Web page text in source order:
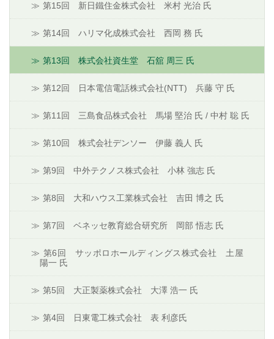
第15回 新日鐵住金株式会社 米村 光治 氏
第14回 ハリマ化成株式会社 西岡 務 氏
第13回 株式会社資生堂 石舘 周三 氏
第12回 日本電信電話株式会社(NTT) 兵藤 守 氏
第11回 三島食品株式会社 馬場 堅治 氏 / 中村 聡 氏
第10回 株式会社デンソー 伊藤 義人 氏
第9回 中外テクノス株式会社 小林 強志 氏
第8回 大和ハウス工業株式会社 吉田 博之 氏
第7回 ベネッセ教育総合研究所 岡部 悟志 氏
第6回 サッポロホールディングス株式会社 土屋
陽一 氏
第5回 大正製薬株式会社 大澤 浩一 氏
第4回 日東電工株式会社 表 利彦氏